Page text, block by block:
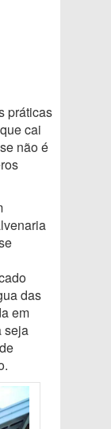
práticas
que cai
não é
das
em
seja